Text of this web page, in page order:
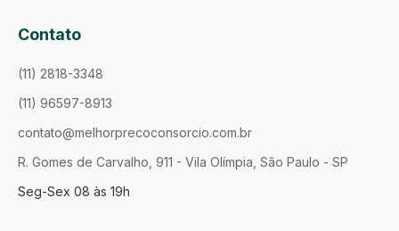
Contato
(11) 2818-3348
(11) 96597-8913
contato@melhorprecoconsorcio.com.br
R. Gomes de Carvalho, 911 - Vila Olímpia, São Paulo - SP
Seg-Sex 08 às 19h